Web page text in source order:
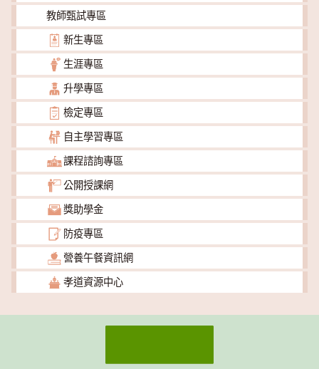
教師甄試專區
新生專區
生涯專區
升學專區
檢定專區
自主學習專區
課程諮詢專區
公開授課網
獎助學金
防疫專區
營養午餐資訊網
孝道資源中心